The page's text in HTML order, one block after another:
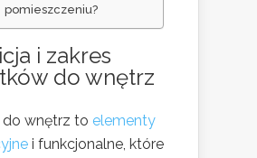
pomieszczeniu?
i zakres
do wnętrz
do wnętrz to elementy
i funkcjonalne, które